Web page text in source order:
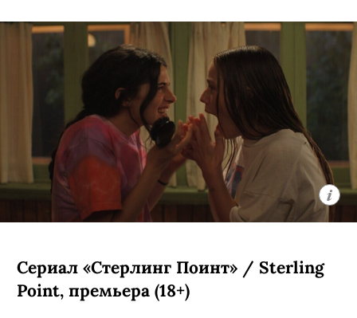
Сериал «Стерлинг Поинт» / Sterling
Point, премьера (18+)